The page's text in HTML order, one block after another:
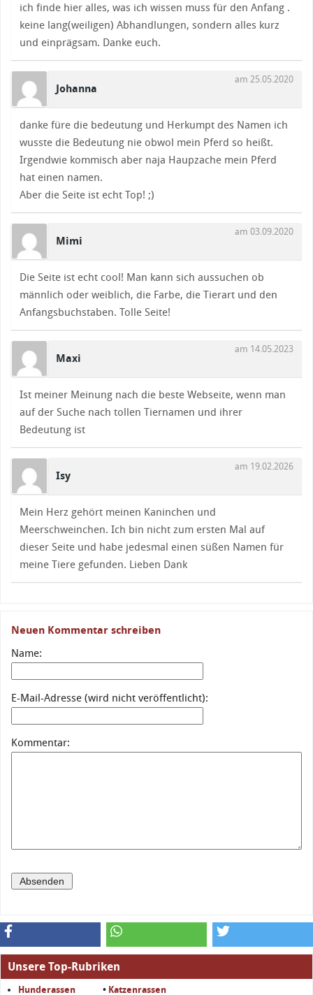
ich finde hier alles, was ich wissen muss für den Anfang .
keine lang(weiligen) Abhandlungen, sondern alles kurz
und einprägsam. Danke euch.
Johanna
am 25.05.2020
danke füre die bedeutung und Herkumpt des Namen ich
wusste die Bedeutung nie obwol mein Pferd so heißt.
Irgendwie kommisch aber naja Haupzache mein Pferd
hat einen namen.
Aber die Seite ist echt Top! ;)
Mimi
am 03.09.2020
Die Seite ist echt cool! Man kann sich aussuchen ob
männlich oder weiblich, die Farbe, die Tierart und den
Anfangsbuchstaben. Tolle Seite!
Maxi
am 14.05.2023
Ist meiner Meinung nach die beste Webseite, wenn man
auf der Suche nach tollen Tiernamen und ihrer
Bedeutung ist
Isy
am 19.02.2026
Mein Herz gehört meinen Kaninchen und
Meerschweinchen. Ich bin nicht zum ersten Mal auf
dieser Seite und habe jedesmal einen süßen Namen für
meine Tiere gefunden. Lieben Dank
Neuen Kommentar schreiben
Name:
E-Mail-Adresse (wird nicht veröffentlicht):
Kommentar:
Unsere Top-Rubriken
Hunderassen • Katzenrassen